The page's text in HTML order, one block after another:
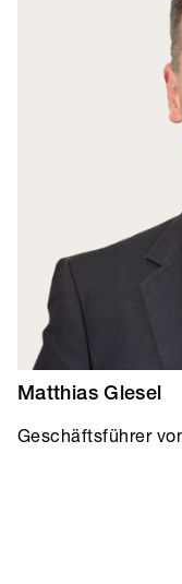
Matthias Glesel
Geschäftsführer